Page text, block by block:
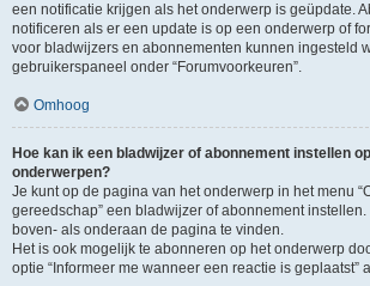
een notificatie krijgen als het onderwerp is geüpdate.
notificeren als er een update is op een onderwerp of
voor bladwijzers en abonnementen kunnen ingesteld
gebruikerspaneel onder “Forumvoorkeuren”.
Omhoog
Hoe kan ik een bladwijzer of abonnement instellen
onderwerpen?
Je kunt op de pagina van het onderwerp in het menu
gereedschap” een bladwijzer of abonnement instellen.
boven- als onderaan de pagina te vinden.
Het is ook mogelijk te abonneren op het onderwerp
optie “Informeer me wanneer een reactie is geplaatst”